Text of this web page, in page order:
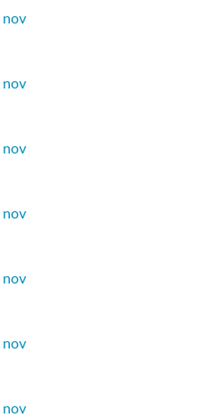
nov
nov
nov
nov
nov
nov
nov